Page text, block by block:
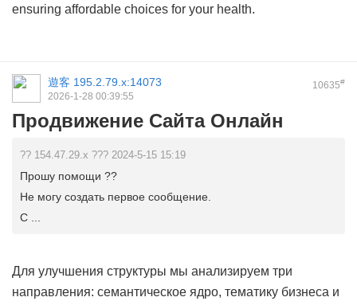
ensuring affordable choices for your health.
10635#
遊客 195.2.79.x:14073
2026-1-28 00:39:55
Продвижение Сайта Онлайн
?? 154.47.29.x ??? 2024-5-15 15:19
Прошу помощи ??
Не могу создать первое сообщение.
С ...
Для улучшения структуры мы анализируем три
направления: семантическое ядро, тематику бизнеса и